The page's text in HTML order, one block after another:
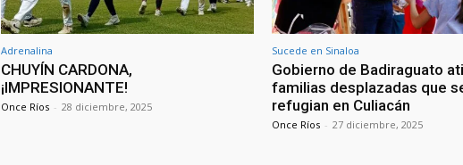
Adrenalina
CHUYÍN CARDONA,
¡IMPRESIONANTE!
Once Ríos - 28 diciembre, 2025
Sucede en Sinaloa
Gobierno de Badiraguato
familias desplazadas que
refugian en Culiacán
Once Ríos - 27 diciembre, 2025